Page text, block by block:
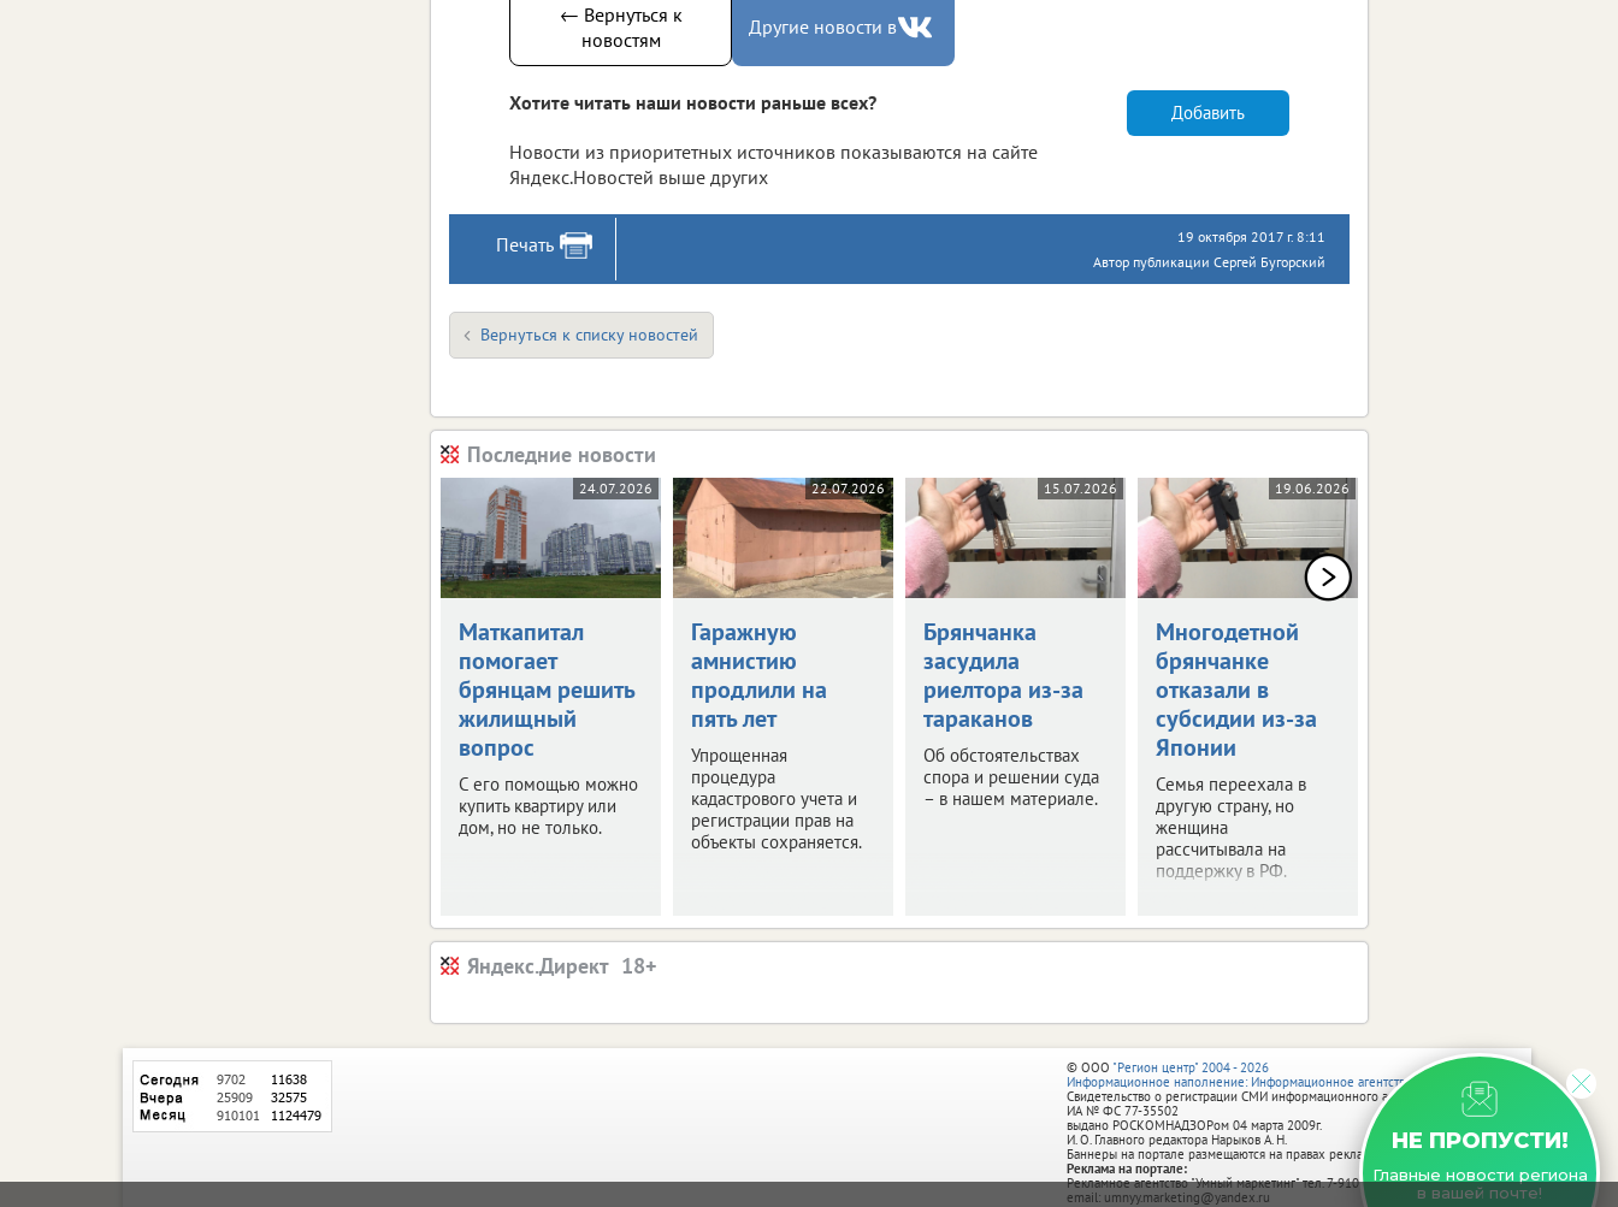
← Вернуться к
новостям
Другие новости в
Хотите читать наши новости раньше всех?
Новости из приоритетных источников показываются на сайте
Яндекс.Новостей выше других
Добавить
Печать
19 октября 2017 г. 8:11
Автор публикации Сергей Бугорский
Вернуться к списку новостей
Последние новости
24.07.2026
Маткапитал
помогает
брянцам решить
жилищный
вопрос
С его помощью можно
купить квартиру или
дом, но не только.
22.07.2026
Гаражную
амнистию
продлили на
пять лет
Упрощенная
процедура
кадастрового учета и
регистрации прав на
объекты сохраняется.
15.07.2026
Брянчанка
засудила
риелтора из-за
тараканов
Об обстоятельствах
спора и решении суда
– в нашем материале.
19.06.2026
Многодетной
брянчанке
отказали в
субсидии из-за
Японии
Семья переехала в
другую страну, но
женщина
рассчитывала на
поддержку в РФ.
Яндекс.Директ
НЕ ПРОПУСТИ!
Главные новости региона
в вашей почте!
© ООО "Регион центр" 2004 - 2026
Информационное наполнение: Информационное агентство vRossii.ru
Свидетельство о регистрации СМИ информационного агентства vRossii.ru
ИА № ФС 77‑35502
выдано РОСКОМНАДЗОРом 04 марта 2009г.
И. О. Главного редактора Нарыков А. Н.
Баннеры на портале размещаются на правах рекламы.
Реклама на портале:
Рекламное агентство "Умный маркетинг" тел. 7-910-267-70-40,
email: umnyy.marketing@yandex.ru